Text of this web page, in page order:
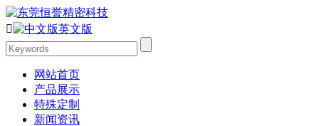
 英文版
网站首页
产品展示
特殊定制
新闻资讯